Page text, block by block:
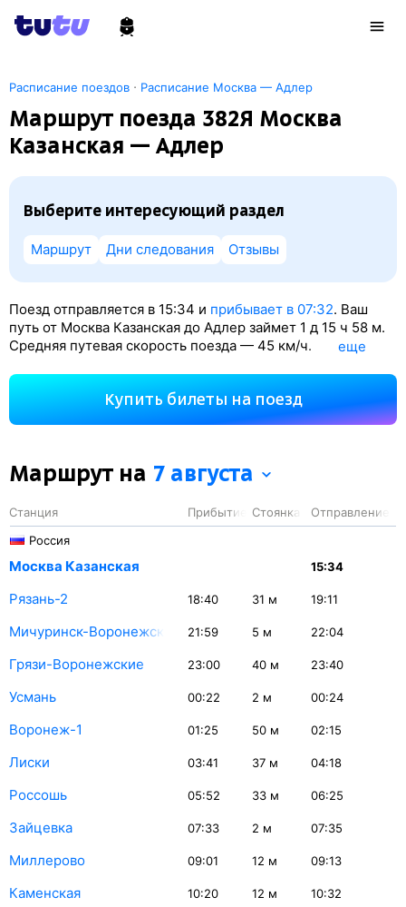
Расписание поездов · Расписание Москва — Адлер
Маршрут поезда 382Я Москва
Казанская — Адлер
Выберите интересующий раздел
Маршрут Дни следования Отзывы
Поезд отправляется в 15:34 и прибывает в 07:32. Ваш
путь от Москва Казанская до Адлер займет 1 д 15 ч 58 м.
Средняя путевая скорость поезда — 45 км/ч.
Вы проедете 1788 км. На этом маршруте будет 24
остановки. Самая продолжительная стоянка поезда
на станции Ростов-Главный — 358 минут.
eще
Купить билеты на поезд
Маршрут на 7 августа
Станция Прибытие Стоянка
Отправление
Россия
Москва Казанская 15:34
Рязань-2 18:40 31 м 19:11
Мичуринск-Воронежский 21:59 5 м 22:04
Грязи-Воронежские 23:00 40 м 23:40
Усмань 00:22 2 м 00:24
Воронеж-1 01:25 50 м 02:15
Лиски 03:41 37 м 04:18
Россошь 05:52 33 м 06:25
Зайцевка 07:33 2 м 07:35
Миллерово 09:01 12 м 09:13
Каменская 10:20 12 м 10:32